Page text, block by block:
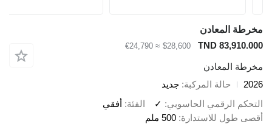
مخرطة المعادن
TND 83,910.000
$28,600
≈ €24,790
مخرطة المعادن
2026
حالة المركبة جديد
التحكم الرقمي الحاسوبي
✓ الفئة أفقي
أقصى طول للاستدارة 500 ملم